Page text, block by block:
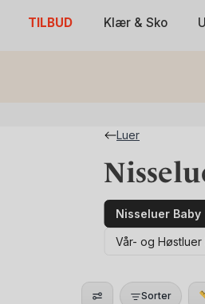
TILBUD Klær & Sko
Luer
Nisseluer Baby
Vår- og
Sorter